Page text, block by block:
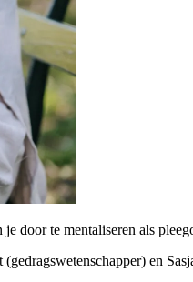
door te mentaliseren als
en